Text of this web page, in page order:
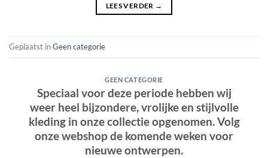
LEES VERDER →
Geplaatst inGeen categorie
GEEN CATEGORIE
Speciaal voor deze periode hebben wij
weer heel bijzondere, vrolijke en stijlvolle
kleding in onze collectie opgenomen. Volg
onze webshop de komende weken voor
nieuwe ontwerpen.